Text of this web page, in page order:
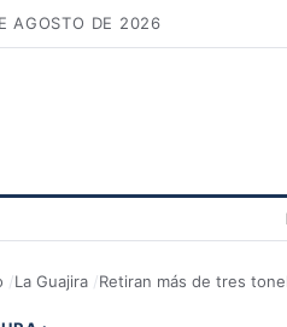
AGOSTO DE 2026
La Guajira Retiran más de tres